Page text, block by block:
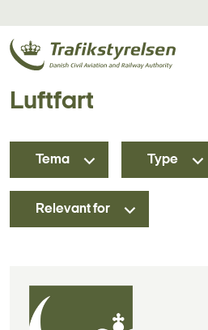
Luftfart
Tema Type
Relevant for